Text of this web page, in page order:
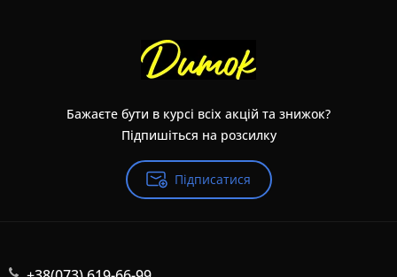
Бажаєте бути в курсі всіх акцій та знижок?
Підпишіться на розсилку
Підписатися